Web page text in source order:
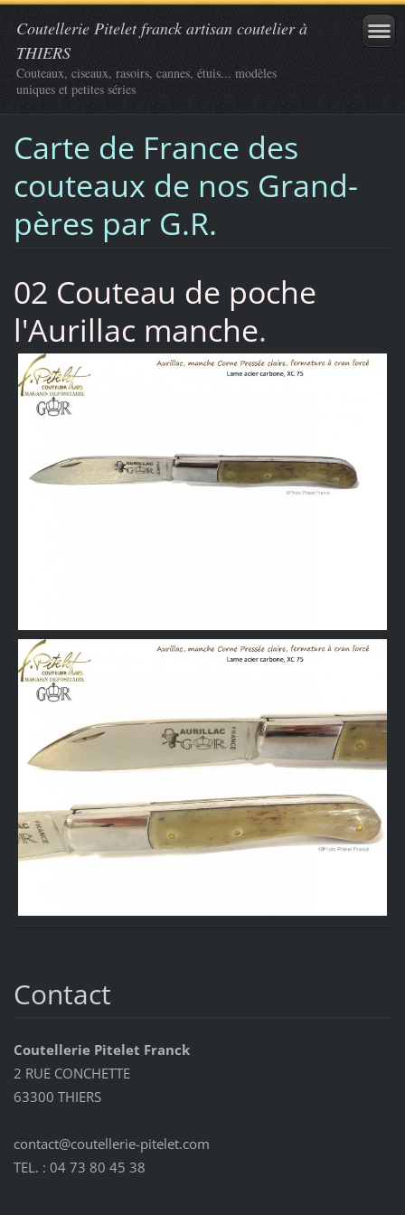
Coutellerie Pitelet franck artisan coutelier à
THIERS
Couteaux, ciseaux, rasoirs, cannes, étuis... modèles
uniques et petites séries
Carte de France des
couteaux de nos Grand-
pères par G.R.
02 Couteau de poche
l'Aurillac manche.
Contact
Coutellerie Pitelet Franck
2 RUE CONCHETTE
63300 THIERS
contact@coutellerie-pitelet.com
TEL. : 04 73 80 45 38